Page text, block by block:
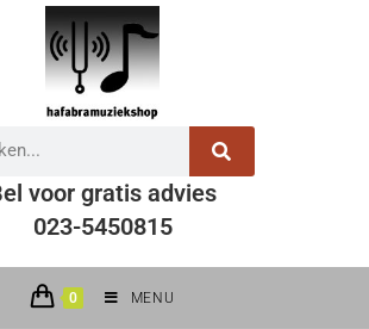
voor gratis advies
023-5450815
0 MENU